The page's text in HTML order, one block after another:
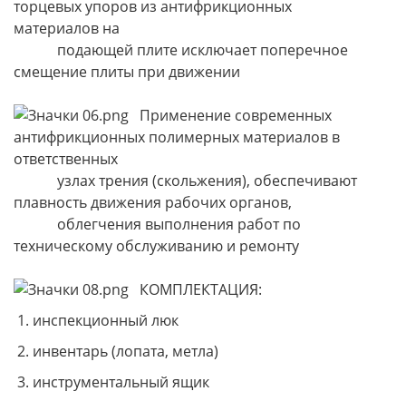
торцевых упоров из антифрикционных
материалов на
подающей плите исключает поперечное
смещение плиты при движении
Применение современных
антифрикционных полимерных материалов в
ответственных
узлах трения (скольжения), обеспечивают
плавность движения рабочих органов,
облегчения выполнения работ по
техническому обслуживанию и ремонту
КОМПЛЕКТАЦИЯ:
инспекционный люк
инвентарь (лопата, метла)
инструментальный ящик